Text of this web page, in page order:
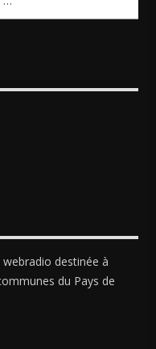
destinée à
du Pays de